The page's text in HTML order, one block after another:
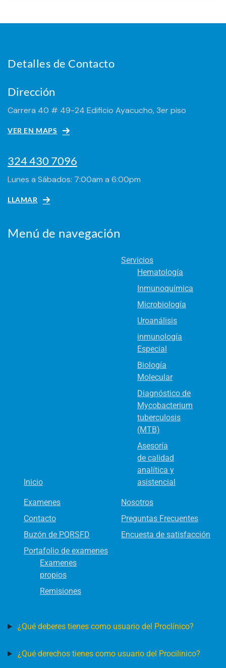
Detalles de Contacto
Dirección
Carrera 40 # 49-24 Edificio Ayacucho, 3er piso
VER EN MAPS
324 430 7096
Lunes a Sábados: 7:00am a 6:00pm
LLAMAR
Menú de navegación
Inicio
Servicios
Hematología
Inmunoquímica
Microbiología
Uroanálisis
inmunología
Especial
Biología
Molecular
Diagnóstico de
Mycobacterium
tuberculosis
(MTB)
Asesoría
de calidad
analítica y
asistencial
Examenes
Nosotros
Contacto
Preguntas Frecuentes
Buzón de PQRSFD
Encuesta de satisfacción
Portafolio de examenes
Examenes
propios
Remisiones
¿Qué deberes tienes como usuario del Proclínico?
¿Qué derechos tienes como usuario del Procilinico?